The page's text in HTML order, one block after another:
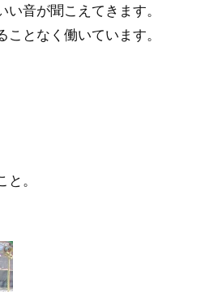
音が聞こえてきます。
となく働いています。
。